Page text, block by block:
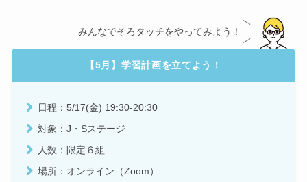
みんなでそろタッチをやってみよう！
【5月】学習計画を立てよう！
日程：5/17(金) 19:30-20:30
対象：J・Sステージ
人数：限定６組
場所：オンライン（Zoom）